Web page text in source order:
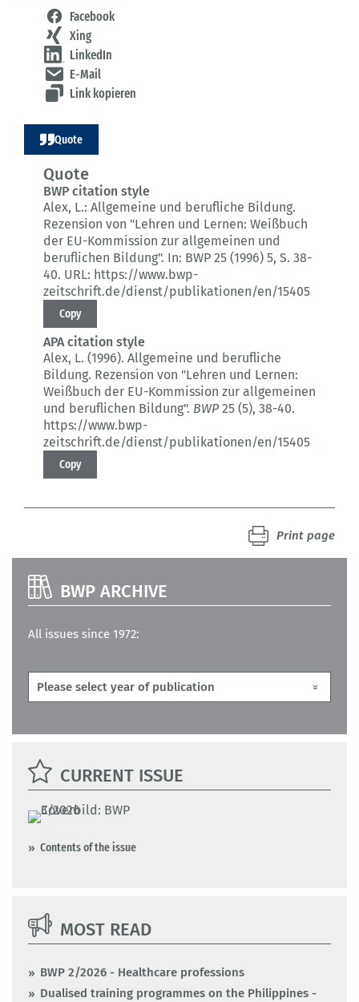
Facebook
Xing
LinkedIn
E-Mail
Link kopieren
Quote
Quote
BWP citation style
Alex, L.: Allgemeine und berufliche Bildung.
Rezension von "Lehren und Lernen: Weißbuch
der EU-Kommission zur allgemeinen und
beruflichen Bildung". In: BWP 25 (1996) 5, S. 38-
40. URL: https://www.bwp-
zeitschrift.de/dienst/publikationen/en/15405
Copy
APA citation style
Alex, L. (1996). Allgemeine und berufliche
Bildung. Rezension von "Lehren und Lernen:
Weißbuch der EU-Kommission zur allgemeinen
und beruflichen Bildung". BWP25 (5), 38-40.
https://www.bwp-
zeitschrift.de/dienst/publikationen/en/15405
Copy
Print page
BWP ARCHIVE
All issues since 1972:
CURRENT ISSUE
Contents of the issue
MOST READ
BWP 2/2026 - Healthcare professions
Dualised training programmes on the Philippines -